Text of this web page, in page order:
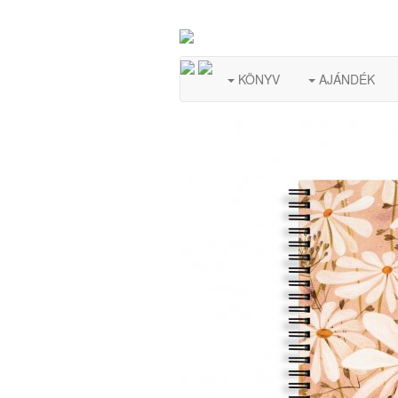
KÖNYV AJÁNDÉK